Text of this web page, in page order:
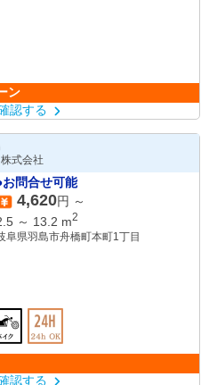
ン
認する
式会社
お問合せ可能
4,620円 ～
～ 13.2 m2
阜県羽島市舟橋町本町1丁目
認する